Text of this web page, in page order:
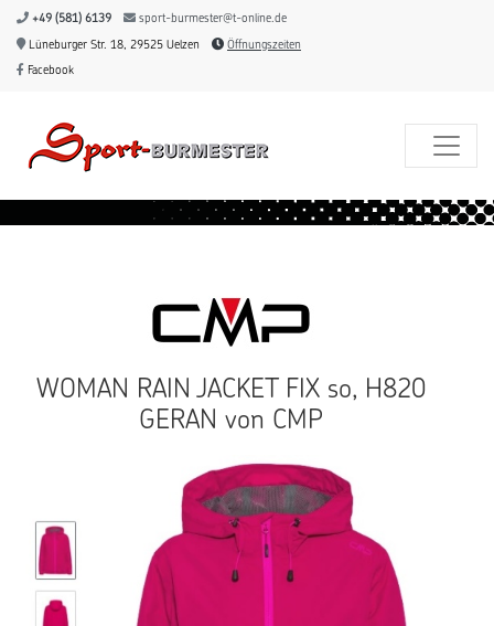
+49 (581) 6139 sport-burmester@t-online.de
Lüneburger Str. 18, 29525 Uelzen Öffnungszeiten
Facebook
WOMAN RAIN JACKET FIX so, H820
GERAN von CMP